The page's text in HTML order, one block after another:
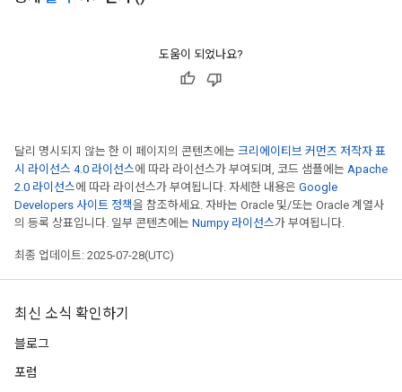
도움이 되었나요?
달리 명시되지 않는 한 이 페이지의 콘텐츠에는 크리에이티브 커먼즈 저작자 표
시 라이선스 4.0 라이선스에 따라 라이선스가 부여되며, 코드 샘플에는 Apache
2.0 라이선스에 따라 라이선스가 부여됩니다. 자세한 내용은 Google
Developers 사이트 정책을 참조하세요. 자바는 Oracle 및/또는 Oracle 계열사
의 등록 상표입니다. 일부 콘텐츠에는 Numpy 라이선스가 부여됩니다.
최종 업데이트: 2025-07-28(UTC)
최신 소식 확인하기
블로그
포럼